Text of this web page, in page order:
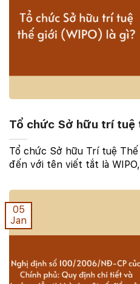
Tổ chức Sở hữu trí tuệ
Tổ chức Sở hữu Trí tuệ
đến với tên viết tắt là
quyền sở hữu trí tuệ trên
05
Jan